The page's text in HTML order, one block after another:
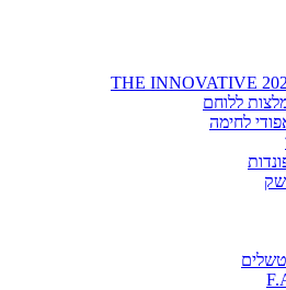
THE INNOVATIVE
ללוחם
לחימה